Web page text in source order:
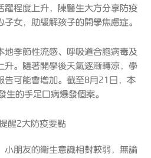
躍程度上升，陳醫生大方分享防疫
女，助緩解孩子的開學焦慮症。
地季節性流感、呼吸道合胞病毒及
升。隨著開學後天氣逐漸轉涼，學
告可能會增加。截至8月21日，本
的手足口病爆發個案。
醒2大防疫要點
小朋友的衛生意識相對較弱，無論